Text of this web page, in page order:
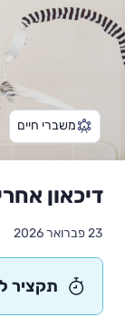
משברי חיים
דיכאון
23 פברואר 2026
תקציר